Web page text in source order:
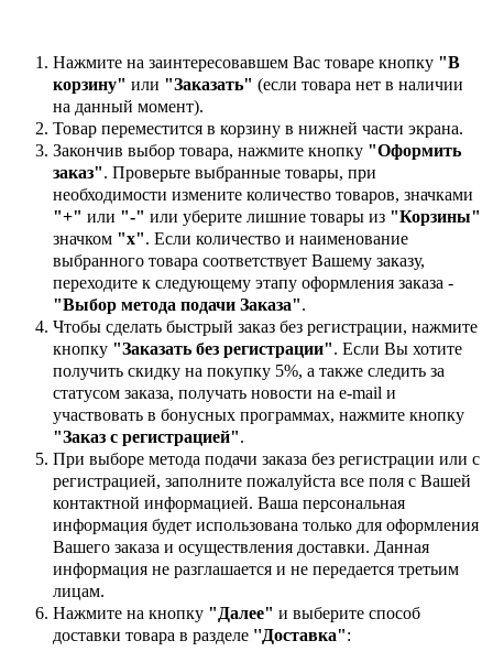
Нажмите на заинтересовавшем Вас товаре кнопку "В
корзину" или "Заказать" (если товара нет в наличии
на данный момент).
Товар переместится в корзину в нижней части экрана.
Закончив выбор товара, нажмите кнопку "Оформить
заказ". Проверьте выбранные товары, при
необходимости измените количество товаров, значками
"+" или "-" или уберите лишние товары из "Корзины"
значком "х". Если количество и наименование
выбранного товара соответствует Вашему заказу,
переходите к следующему этапу оформления заказа -
"Выбор метода подачи Заказа".
Чтобы сделать быстрый заказ без регистрации, нажмите
кнопку "Заказать без регистрации". Если Вы хотите
получить скидку на покупку 5%, а также следить за
статусом заказа, получать новости на e-mail и
участвовать в бонусных программах, нажмите кнопку
"Заказ с регистрацией".
При выборе метода подачи заказа без регистрации или с
регистрацией, заполните пожалуйста все поля с Вашей
контактной информацией. Ваша персональная
информация будет использована только для оформления
Вашего заказа и осуществления доставки. Данная
информация не разглашается и не передается третьим
лицам.
Нажмите на кнопку "Далее" и выберите способ
доставки товара в разделе ''Доставка":